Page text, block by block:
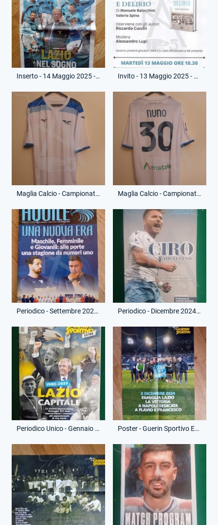
Inserto - 14 Maggio 2025 - Corriere dello Sport - Venticinquennale Scudetto 2000 Invito - 13 Maggio 2025 - Presentazione Libro - Diluvio e Delirio
Maglia Calcio - Campionato Serie A - 125 Anni - Nuno Tavares - 30 - (Fronte) Maglia Calcio - Campionato Serie A - 125 Anni - Nuno Tavares - 30 - (Retro)
Periodico - Settembre 2024 - Dove Osano le Aquile Periodico - Dicembre 2024-Gennaio 2025 - Lazialità - Ciro the legend
Periodico Unico - Gennaio 2025 - Guerin Sportivo Extra - 1900-2025 - Lazio Capitale Poster - Guerin Sportivo Extra - Gennaio 2025 - Vittoria Napoli Dedicata a Flavio e Francesco - (Fronte)